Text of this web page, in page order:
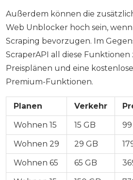
Außerdem können die
Web Unblocker hoch sein, wenn
Scraping bevorzugen. Im
ScraperAPI all diese
Preisplänen und eine
Premium-Funktionen.
Planen Verkehr
Wohnen 15 15 GB
Wohnen 29 29 GB
Wohnen 65 65 GB